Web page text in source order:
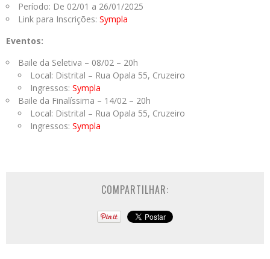
Período: De 02/01 a 26/01/2025
Link para Inscrições: Sympla
Eventos:
Baile da Seletiva – 08/02 – 20h
Local: Distrital – Rua Opala 55, Cruzeiro
Ingressos: Sympla
Baile da Finalíssima – 14/02 – 20h
Local: Distrital – Rua Opala 55, Cruzeiro
Ingressos: Sympla
COMPARTILHAR: